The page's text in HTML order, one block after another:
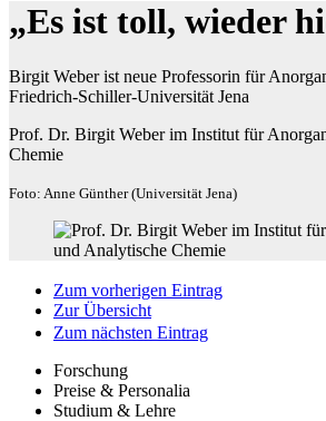
„Es ist toll, wieder
Birgit Weber ist neue Professorin für
Friedrich-Schiller-Universität Jena
Prof. Dr. Birgit Weber im Institut für
Chemie
Foto: Anne Günther (Universität Jena)
Zum vorherigen Eintrag
Zur Übersicht
Zum nächsten Eintrag
Forschung
Preise & Personalia
Studium & Lehre